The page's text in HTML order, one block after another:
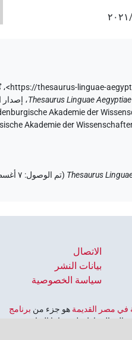
٠٦
،
Thesaurus Linguae Aegyptiae،
Thesaurus
(تم الوصول: ٧ أغسطس ٢٠٢٦
الاتصال
بيانات النشر
سياسة الخصوصية
في مصر القديمة هو جزء من برنامج
إلى الحفاظ على تراثنا الثقافي